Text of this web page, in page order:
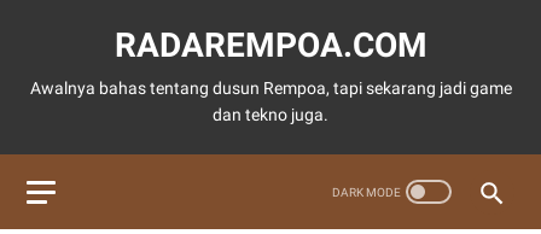
RADAREMPOA.COM
Awalnya bahas tentang dusun Rempoa, tapi sekarang jadi game
dan tekno juga.